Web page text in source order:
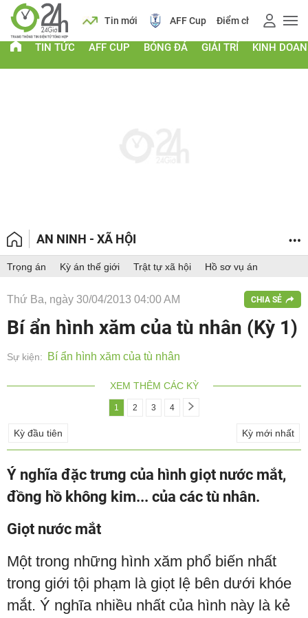
Lịch Tin mới AFF Cup Điểm chuẩn 2026
TIN TỨC AFF CUP BÓNG ĐÁ GIẢI TRÍ KINH
AN NINH - XÃ HỘI
Trọng án Kỳ án thế giới Trật tự xã hội Hồ sơ vụ án
Thứ Ba, ngày 30/04/2013 04:00 AM CHIA SẺ
Bí ẩn hình xăm của tù nhân (Kỳ 1)
Sự kiện: Bí ẩn hình xăm của tù nhân
XEM THÊM CÁC KỲ
1 2 3 4
Kỳ đầu tiên Kỳ mới nhất
Ý nghĩa đặc trưng của hình giọt nước mắt,
đồng hồ không kim... của các tù nhân.
Giọt nước mắt
Một trong những hình xăm phổ biến nhất
trong giới tội phạm là giọt lệ bên dưới khóe
mắt. Ý nghĩa nhiều nhất của hình này là kẻ